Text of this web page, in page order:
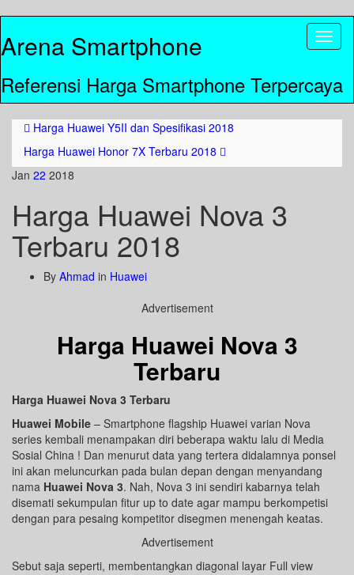
Arena Smartphone
Referensi Harga Smartphone Terpercaya
Harga Huawei Y5II dan Spesifikasi 2018
Harga Huawei Honor 7X Terbaru 2018
Jan 22 2018
Harga Huawei Nova 3
Terbaru 2018
By Ahmad in Huawei
Advertisement
Harga Huawei Nova 3
Terbaru
Harga Huawei Nova 3 Terbaru
Huawei Mobile – Smartphone flagship Huawei varian Nova
series kembali menampakan diri beberapa waktu lalu di Media
Sosial China ! Dan menurut data yang tertera didalamnya ponsel
ini akan meluncurkan pada bulan depan dengan menyandang
nama Huawei Nova 3. Nah, Nova 3 ini sendiri kabarnya telah
disemati sekumpulan fitur up to date agar mampu berkompetisi
dengan para pesaing kompetitor disegmen menengah keatas.
Advertisement
Sebut saja seperti, membentangkan diagonal layar Full view